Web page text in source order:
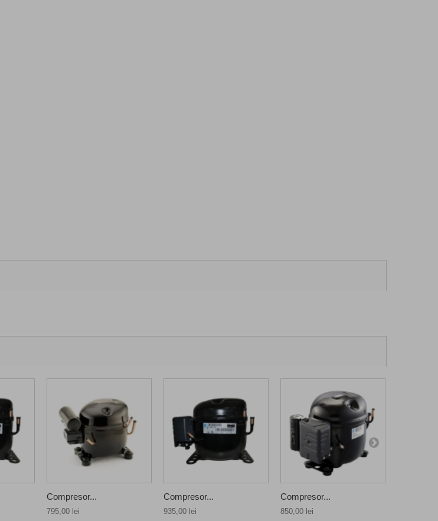
Compresor...
795,00 lei
Compresor...
935,00 lei
Compresor...
850,00 lei